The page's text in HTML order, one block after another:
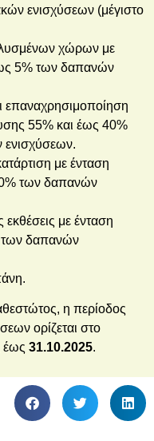
ενισχύσεων (μέγιστο
χώρων με
5% των δαπανών
επαναχρησιμοποίηση
55% και έως 40%
με ένταση
των δαπανών
με ένταση
των δαπανών
η περίοδος
ορίζεται στο
έως 31.10.2025.